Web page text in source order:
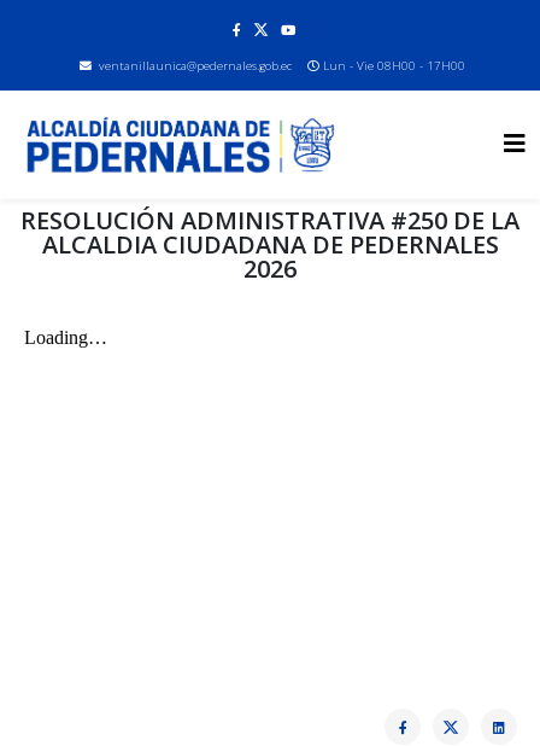
ventanillaunica@pedernales.gob.ec Lun - Vie 08H00 - 17H00
RESOLUCIÓN ADMINISTRATIVA #250 DE LA
ALCALDIA CIUDADANA DE PEDERNALES
2026